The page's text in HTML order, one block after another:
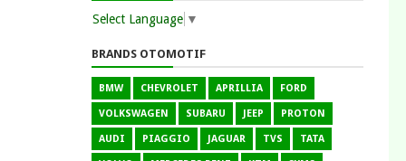
Select Language ▼
BRANDS OTOMOTIF
BMW CHEVROLET APRILLIA FORD
VOLKSWAGEN SUBARU JEEP PROTON
AUDI PIAGGIO JAGUAR TVS TATA